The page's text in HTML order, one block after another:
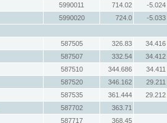
5990011 714.02 -5.024
5990020 724.0 -5.033
587505 326.83 34.416
587507 332.54 34.412
587510 344.686 34.411
587520 346.162 29.211
587535 361.444 29.212
587702 363.71
587717 368.45